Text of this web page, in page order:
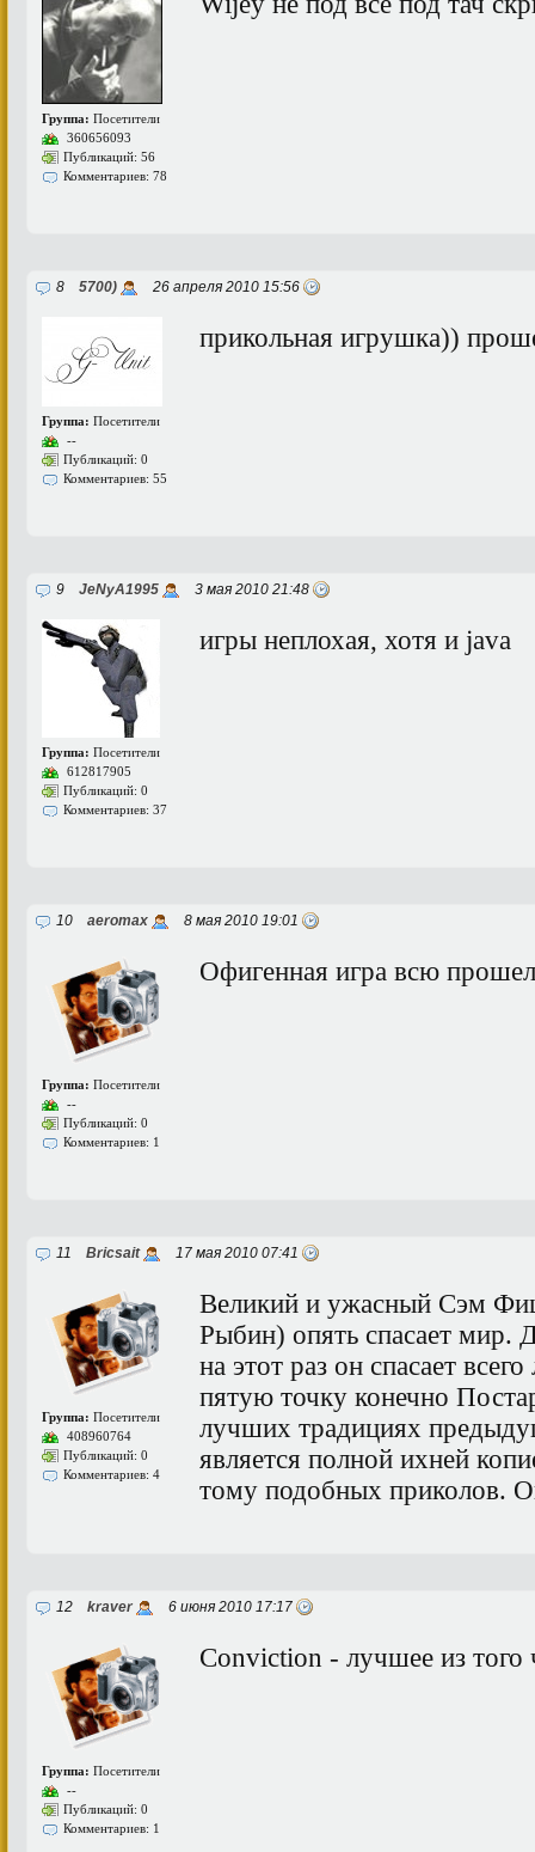
Группа: Посетители
360656093
Публикаций: 56
Комментариев: 78
8 5700) 26 апреля 2010 15:56
Группа: Посетители
--
Публикаций: 0
Комментариев: 55
прикольная игрушка))
9 JeNyA1995 3 мая 2010 21:48
Группа: Посетители
612817905
Публикаций: 0
Комментариев: 37
игры неплохая, хотя и java
10 aeromax 8 мая 2010 19:01
Группа: Посетители
--
Публикаций: 0
Комментариев: 1
Офигенная игра всю прошел
11 Bricsait 17 мая 2010 07:41
Группа: Посетители
408960764
Публикаций: 0
Комментариев: 4
Великий и ужасный Сэм
Рыбин) опять спасает
на этот раз он спасает
пятую точку конечно
лучших традициях
является полной ихней
тому подобных приколов.
12 kraver 6 июня 2010 17:17
Группа: Посетители
--
Публикаций: 0
Комментариев: 1
Conviction - лучшее из того